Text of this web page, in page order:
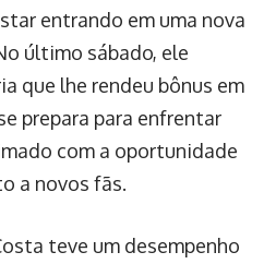
entrando em uma nova
último sábado, ele
que lhe rendeu bônus em
prepara para enfrentar
com a oportunidade
a novos fãs.
teve um desempenho